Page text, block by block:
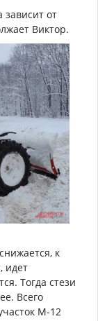
от
Виктор.
к
идет
Тогда стези
Всего
М-12